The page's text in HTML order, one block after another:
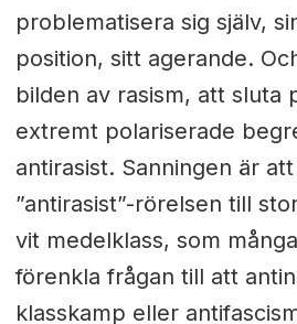
problematisera sig själv,
position, sitt agerande.
bilden av rasism, att sluta
extremt polariserade
antirasist. Sanningen är
”antirasist”-rörelsen till
vit medelklass, som
förenkla frågan till att
klasskamp eller